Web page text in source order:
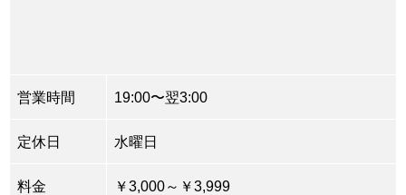
営業時間 19:00〜翌3:00
定休日 水曜日
料金 ￥3,000～￥3,999